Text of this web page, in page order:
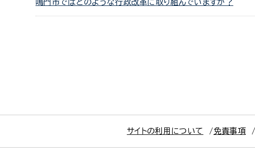
鳴門市ではどのような行政改革に取り組んでいますか？
サイトの利用について 免責事項